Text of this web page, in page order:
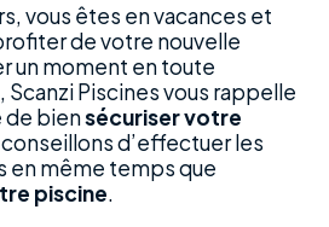
vous êtes en vacances et
de votre nouvelle
un moment en toute
Piscines vous rappelle
de biensécuriser votre
conseillons d’effectuer les
en même temps que
piscine.